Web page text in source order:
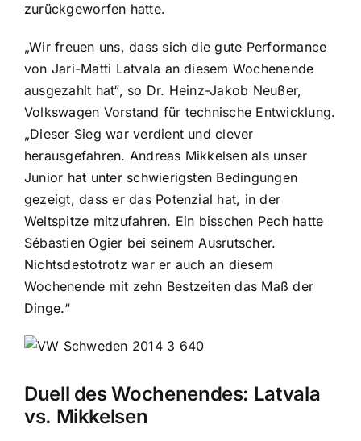
zurückgeworfen hatte.
„Wir freuen uns, dass sich die gute Performance
von Jari-Matti Latvala an diesem Wochenende
ausgezahlt hat“, so Dr. Heinz-Jakob Neußer,
Volkswagen Vorstand für technische Entwicklung.
„Dieser Sieg war verdient und clever
herausgefahren. Andreas Mikkelsen als unser
Junior hat unter schwierigsten Bedingungen
gezeigt, dass er das Potenzial hat, in der
Weltspitze mitzufahren. Ein bisschen Pech hatte
Sébastien Ogier bei seinem Ausrutscher.
Nichtsdestotrotz war er auch an diesem
Wochenende mit zehn Bestzeiten das Maß der
Dinge.“
Duell des Wochenendes: Latvala
vs. Mikkelsen